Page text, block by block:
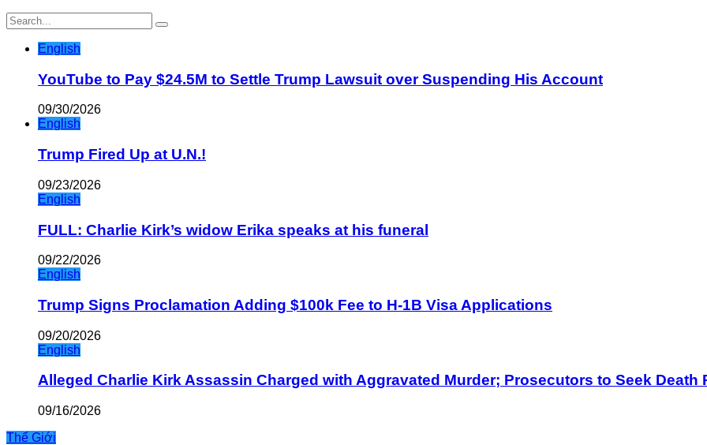
English
YouTube to Pay $24.5M to Settle Trump Lawsuit over Suspending His Account
09/30/2026
English
Trump Fired Up at U.N.!
09/23/2026
English
FULL: Charlie Kirk’s widow Erika speaks at his funeral
09/22/2026
English
Trump Signs Proclamation Adding $100k Fee to H-1B Visa Applications
09/20/2026
English
Alleged Charlie Kirk Assassin Charged with Aggravated Murder; Prosecutors to Seek Death
09/16/2026
Thế Giới